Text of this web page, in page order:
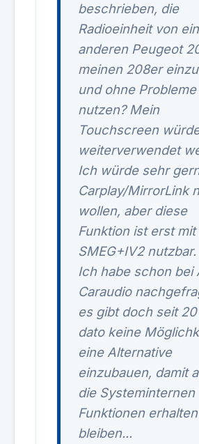
beschrieben, die
Radioeinheit von
anderen Peugeot
meinen 208er
und ohne
nutzen? Mein
Touchscreen
weiterverwendet
Ich würde sehr
Carplay/MirrorLink
wollen, aber diese
Funktion ist erst mit
SMEG+IV2 nutzbar.
Ich habe schon bei
Caraudio
es gibt doch seit
dato keine
eine Alternative
einzubauen, damit
die Systeminternen
Funktionen erhalten
bleiben...